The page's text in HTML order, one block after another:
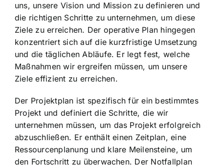
uns, unsere Vision und Mission zu definieren und
die richtigen Schritte zu unternehmen, um diese
Ziele zu erreichen. Der operative Plan hingegen
konzentriert sich auf die kurzfristige Umsetzung
und die täglichen Abläufe. Er legt fest, welche
Maßnahmen wir ergreifen müssen, um unsere
Ziele effizient zu erreichen.
Der Projektplan ist spezifisch für ein bestimmtes
Projekt und definiert die Schritte, die wir
unternehmen müssen, um das Projekt erfolgreich
abzuschließen. Er enthält einen Zeitplan, eine
Ressourcenplanung und klare Meilensteine, um
den Fortschritt zu überwachen. Der Notfallplan